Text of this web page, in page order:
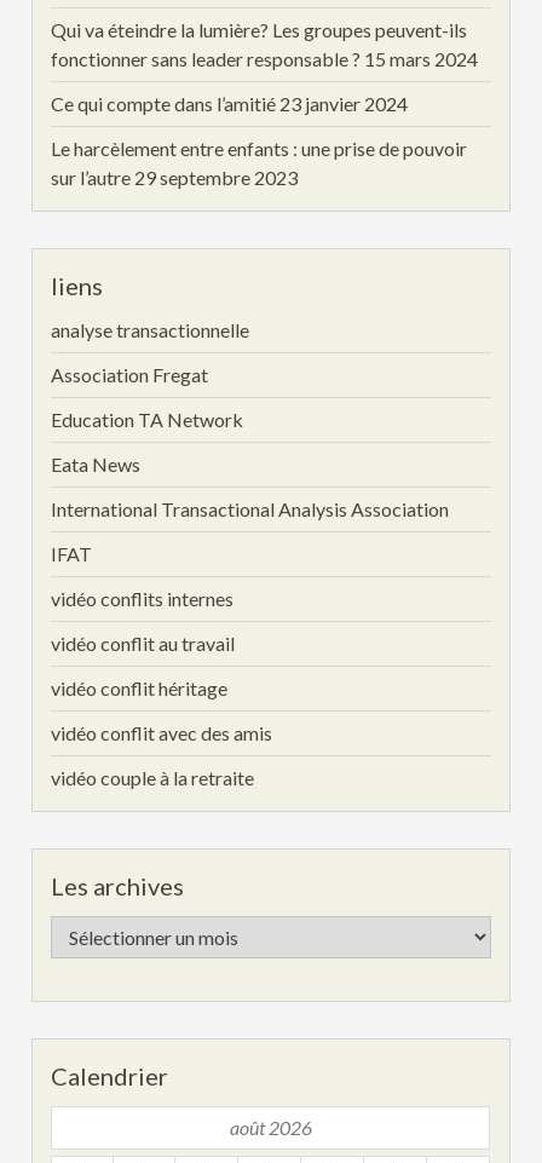
Qui va éteindre la lumière? Les groupes peuvent-ils
fonctionner sans leader responsable ? 15 mars 2024
Ce qui compte dans l’amitié 23 janvier 2024
Le harcèlement entre enfants : une prise de pouvoir
sur l’autre 29 septembre 2023
liens
analyse transactionnelle
Association Fregat
Education TA Network
Eata News
International Transactional Analysis Association
IFAT
vidéo conflits internes
vidéo conflit au travail
vidéo conflit héritage
vidéo conflit avec des amis
vidéo couple à la retraite
Les archives
Les
archives
Calendrier
août 2026